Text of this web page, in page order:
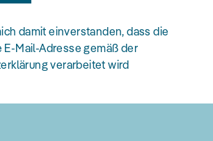
damit einverstanden, dass die
Mail-Adresse gemäß der
verarbeitet wird